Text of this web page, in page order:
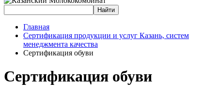
Главная
Сертификация продукции и услуг Казань, систем
менеджмента качества
Сертификация обуви
Сертификация обуви